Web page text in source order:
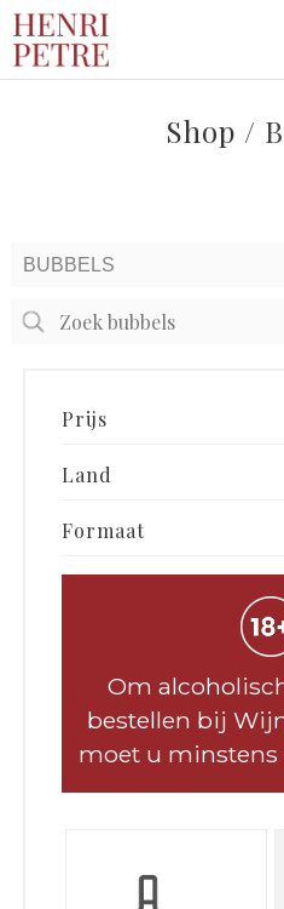
Shop /
Prijs
Land
Formaat
Om
bestellen bij
moet u minstens